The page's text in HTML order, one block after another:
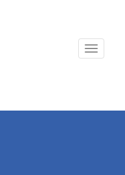
Toggle